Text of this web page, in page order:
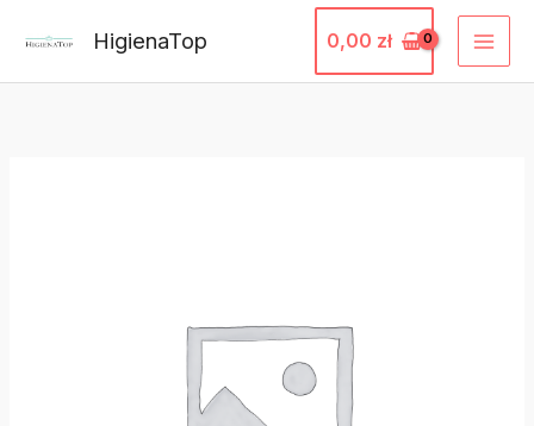
treści
HigienaTop 0,00 zł